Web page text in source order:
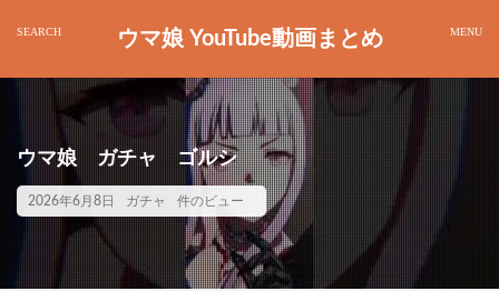
ウマ娘 YouTube動画まとめ
ウマ娘 ガチャ ゴルシ
2026年6月8日 ガチャ 件のビュー